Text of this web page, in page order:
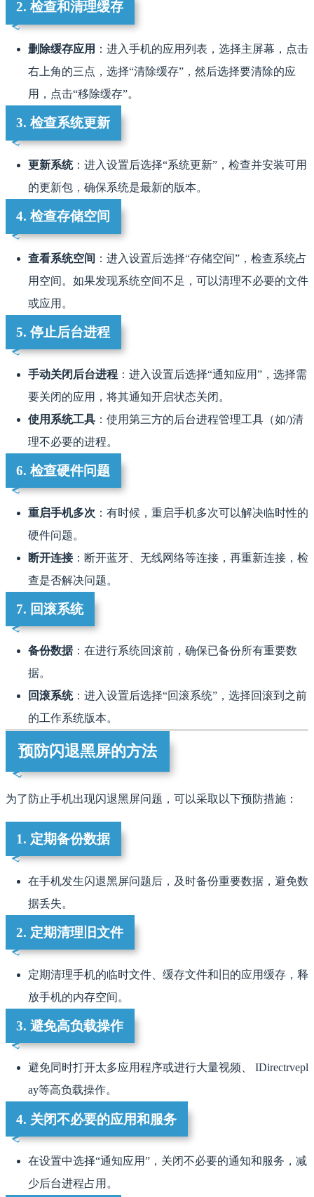
2. 检查和清理缓存
删除缓存应用 ：进入手机的应用列表，选择主屏幕，点击
右上角的三点，选择“清除缓存”，然后选择要清除的应
用，点击“移除缓存”。
3. 检查系统更新
更新系统：进入设置后选择“系统更新”，检查并安装可用
的更新包，确保系统是最新的版本。
4. 检查存储空间
查看系统空间 ：进入设置后选择“存储空间”，检查系统占
用空间。如果发现系统空间不足，可以清理不必要的文件
或应用。
5. 停止后台进程
手动关闭后台进程 ：进入设置后选择“通知应用”，选择需
要关闭的应用，将其通知开启状态关闭。
使用系统工具 ：使用第三方的后台进程管理工具（如/)清
理不必要的进程。
6. 检查硬件问题
重启手机多次 ：有时候，重启手机多次可以解决临时性的
硬件问题。
断开连接：断开蓝牙、无线网络等连接，再重新连接，检
查是否解决问题。
7. 回滚系统
备份数据：在进行系统回滚前，确保已备份所有重要数
据。
回滚系统：进入设置后选择“回滚系统”，选择回滚到之前
的工作系统版本。
预防闪退黑屏的方法
为了防止手机出现闪退黑屏问题，可以采取以下预防措施：
1. 定期备份数据
在手机发生闪退黑屏问题后，及时备份重要数据，避免数
据丢失。
2. 定期清理旧文件
定期清理手机的临时文件、缓存文件和旧的应用缓存，释
放手机的内存空间。
3. 避免高负载操作
避免同时打开太多应用程序或进行大量视频、 IDirectrvepl
ay等高负载操作。
4. 关闭不必要的应用和服务
在设置中选择“通知应用”，关闭不必要的通知和服务，减
少后台进程占用。